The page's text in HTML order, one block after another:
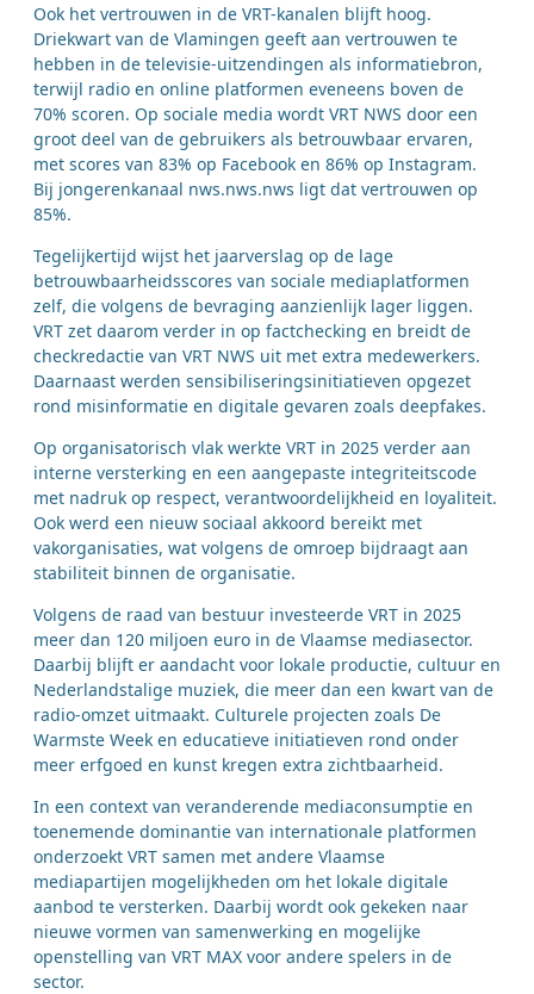
Ook het vertrouwen in de VRT-kanalen blijft hoog.
Driekwart van de Vlamingen geeft aan vertrouwen te
hebben in de televisie-uitzendingen als informatiebron,
terwijl radio en online platformen eveneens boven de
70% scoren. Op sociale media wordt VRT NWS door een
groot deel van de gebruikers als betrouwbaar ervaren,
met scores van 83% op Facebook en 86% op Instagram.
Bij jongerenkanaal nws.nws.nws ligt dat vertrouwen op
85%.
Tegelijkertijd wijst het jaarverslag op de lage
betrouwbaarheidsscores van sociale mediaplatformen
zelf, die volgens de bevraging aanzienlijk lager liggen.
VRT zet daarom verder in op factchecking en breidt de
checkredactie van VRT NWS uit met extra medewerkers.
Daarnaast werden sensibiliseringsinitiatieven opgezet
rond misinformatie en digitale gevaren zoals deepfakes.
Op organisatorisch vlak werkte VRT in 2025 verder aan
interne versterking en een aangepaste integriteitscode
met nadruk op respect, verantwoordelijkheid en loyaliteit.
Ook werd een nieuw sociaal akkoord bereikt met
vakorganisaties, wat volgens de omroep bijdraagt aan
stabiliteit binnen de organisatie.
Volgens de raad van bestuur investeerde VRT in 2025
meer dan 120 miljoen euro in de Vlaamse mediasector.
Daarbij blijft er aandacht voor lokale productie, cultuur en
Nederlandstalige muziek, die meer dan een kwart van de
radio-omzet uitmaakt. Culturele projecten zoals De
Warmste Week en educatieve initiatieven rond onder
meer erfgoed en kunst kregen extra zichtbaarheid.
In een context van veranderende mediaconsumptie en
toenemende dominantie van internationale platformen
onderzoekt VRT samen met andere Vlaamse
mediapartijen mogelijkheden om het lokale digitale
aanbod te versterken. Daarbij wordt ook gekeken naar
nieuwe vormen van samenwerking en mogelijke
openstelling van VRT MAX voor andere spelers in de
sector.